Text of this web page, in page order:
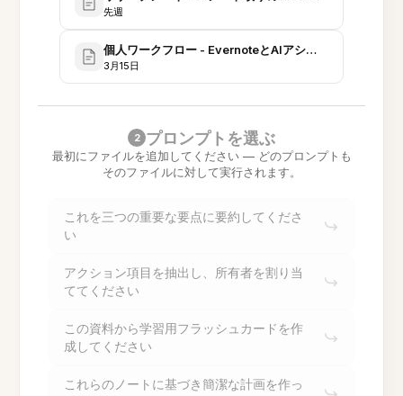
先週
個人ワークフロー - EvernoteとAIアシスタントの併用（
3月15日
2 プロンプトを選ぶ
最初にファイルを追加してください — どのプロンプトも
そのファイルに対して実行されます。
これを三つの重要な要点に要約してくださ
い
アクション項目を抽出し、所有者を割り当
ててください
この資料から学習用フラッシュカードを作
成してください
これらのノートに基づき簡潔な計画を作っ